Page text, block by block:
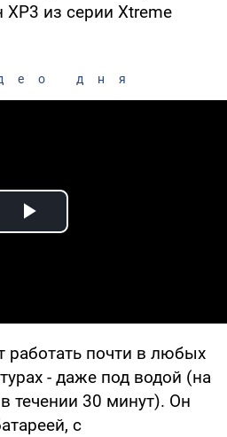
из серии Xtreme
дня
Play Video
работать почти в любых
- даже под водой (на
течении 30 минут). Он
с